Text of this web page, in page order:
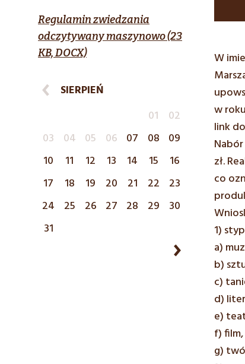
Regulamin zwiedzania
odczytywany maszynowo (23
KB, DOCX)
SIERPIEŃ
01
02
03
04 05 06 07 08 09
10
11 12 13 14 15
16
17
18 19 20 21 22
23
24
25 26 27 28 29
30
31
W
w
link
zł.
co
1)
a)
b)
c)
d)
e)
f) film,
g)